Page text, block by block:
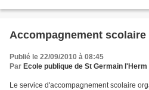
Accompagnement scolaire
Publié le 22/09/2010 à 08:45
Par Ecole publique de St Germain l'Herm
Le service d'accompagnement scolaire